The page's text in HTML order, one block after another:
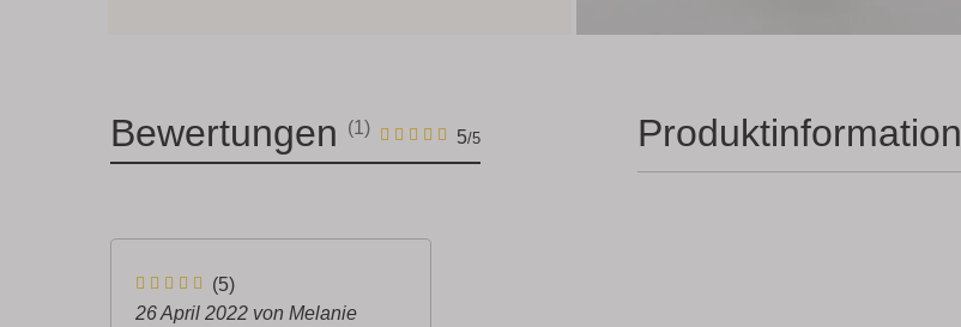
Produktinformation
Bewertungen (1) 5/5
1
5
5
S
(5)
26 April 2022 von Melanie